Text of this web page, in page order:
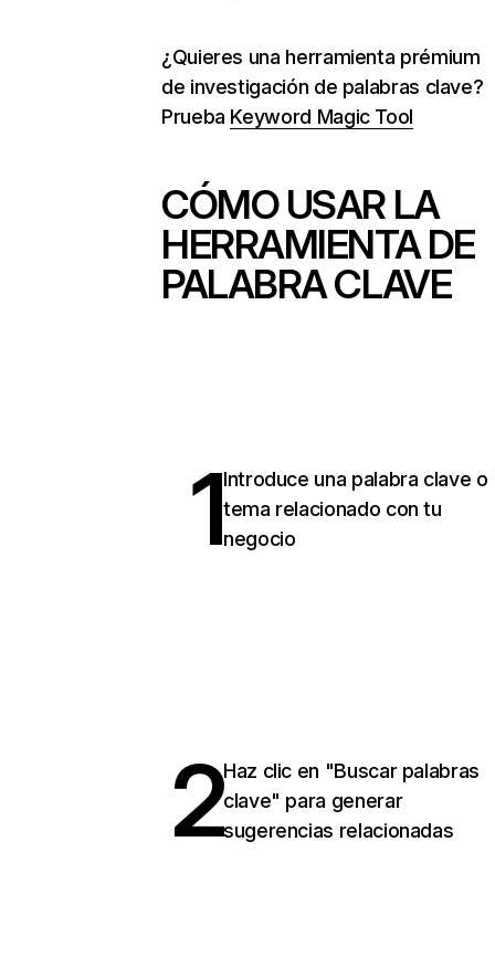
¿Quieres una herramienta prémium
de investigación de palabras clave?
Prueba Keyword Magic Tool
CÓMO USAR LA
HERRAMIENTA DE
PALABRA CLAVE
1Introduce una palabra clave o
tema relacionado con tu
negocio
2Haz clic en "Buscar palabras
clave" para generar
sugerencias relacionadas